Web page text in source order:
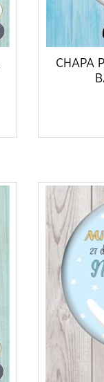
CHAPA